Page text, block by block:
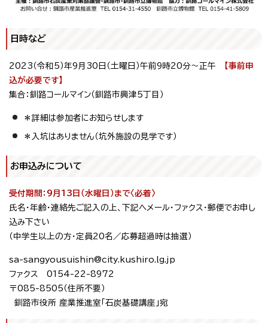
日時など
2023（令和5）年9月30日（土曜日）午前9時20分～正午
【事前申
込が必要です】
集合：釧路コールマイン（釧路市興津5丁目）
＊詳細は参加者にお知らせします
＊入坑はありません（坑外施設の見学です）
お申込みについて
受付期間：9月13日（水曜日）まで〈必着〉
氏名・年齢・連絡先ご記入の上、下記へメール・ファクス・郵便でお申し
込み下さい
（中学生以上の方・定員20名／応募超過時は抽選）
sa-sangyousuishin@city.kushiro.lg.jp
ファクス 0154-22-8972
〒085-8505（住所不要）
釧路市役所 産業推進室「石炭基礎講座」宛